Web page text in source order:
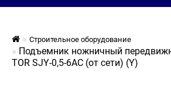
Строительное оборудование
Подъемник ножничный
TOR SJY-0,5-6AC (от сети) (Y)